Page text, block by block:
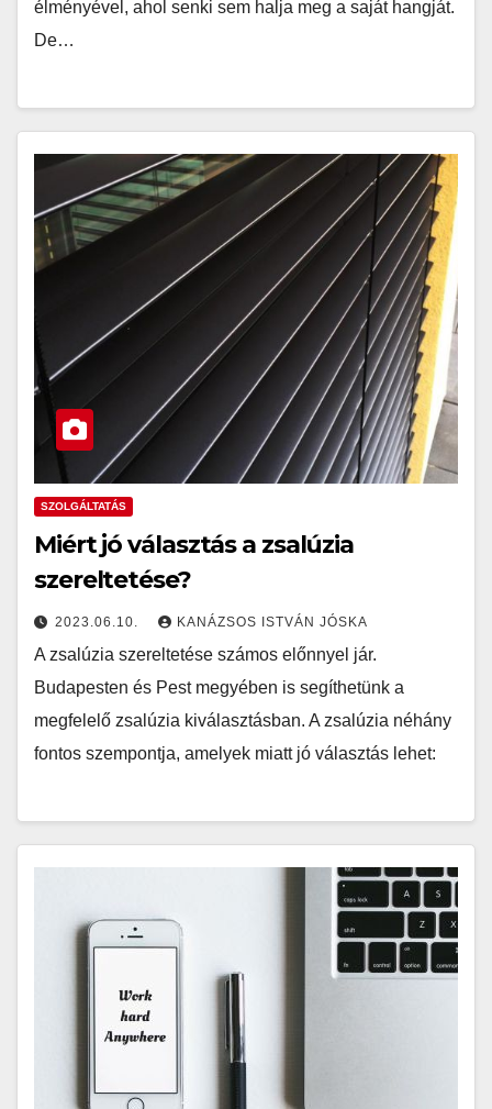
élményével, ahol senki sem halja meg a saját hangját.
De…
SZOLGÁLTATÁS
Miért jó választás a zsalúzia
szereltetése?
2023.06.10. KANÁZSOS ISTVÁN JÓSKA
A zsalúzia szereltetése számos előnnyel jár.
Budapesten és Pest megyében is segíthetünk a
megfelelő zsalúzia kiválasztásban. A zsalúzia néhány
fontos szempontja, amelyek miatt jó választás lehet: